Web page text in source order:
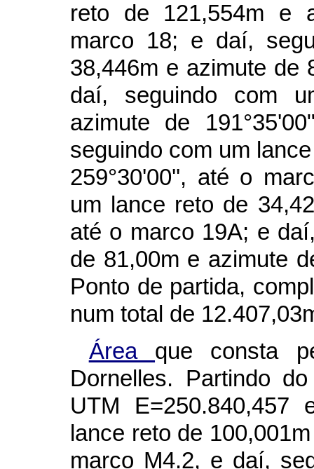
reto de 121,554m e
marco 18; e daí,
38,446m e azimute de
daí, seguindo com
azimute de
seguindo com um
259°30'00'', até o
um lance reto de
até o marco 19A; e
de 81,00m e azimute
Ponto de partida,
num total de
Área que consta
Dornelles. Partindo
UTM E=250.840,457
lance reto de
marco M4.2, e daí,